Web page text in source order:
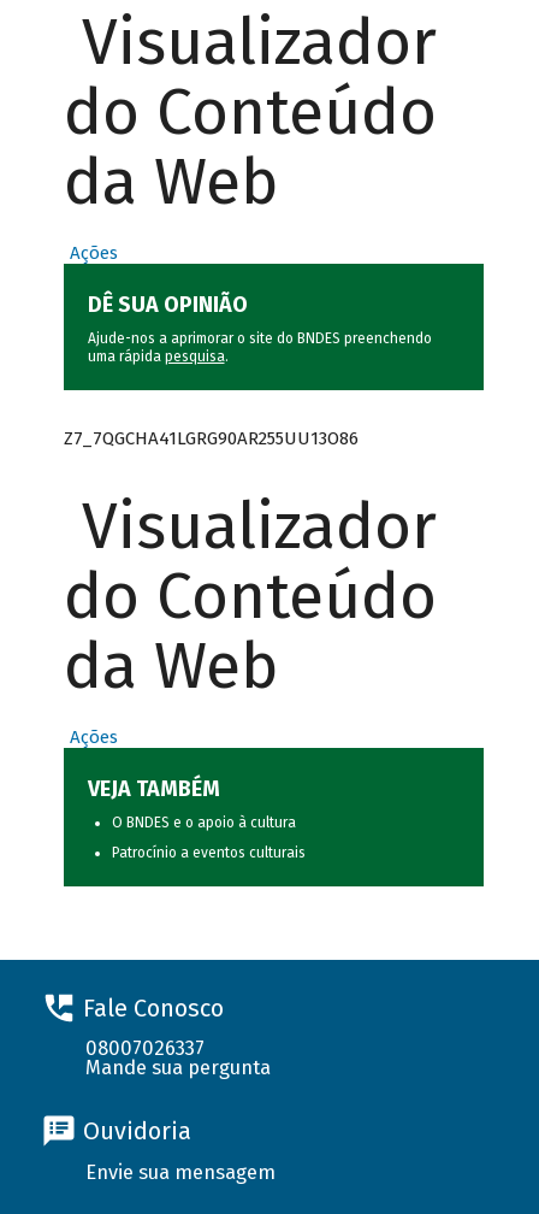
Visualizador
do Conteúdo
da Web
Ações
DÊ SUA OPINIÃO
Ajude-nos a aprimorar o site do BNDES preenchendo
uma rápida pesquisa.
Z7_7QGCHA41LGRG90AR255UU13O86
Visualizador
do Conteúdo
da Web
Ações
VEJA TAMBÉM
O BNDES e o apoio à cultura
Patrocínio a eventos culturais
Fale Conosco
08007026337
Mande sua pergunta
Ouvidoria
Envie sua mensagem